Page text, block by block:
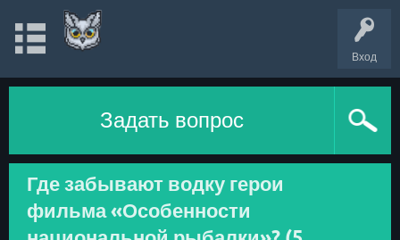
Вход
Задать вопрос
Где забывают водку герои
фильма «Особенности